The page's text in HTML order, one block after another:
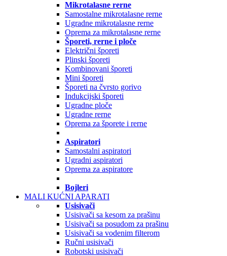
Mikrotalasne rerne
Samostalne mikrotalasne rerne
Ugradne mikrotalasne rerne
Oprema za mikrotalasne rerne
Šporeti, rerne i ploče
Električni šporeti
Plinski šporeti
Kombinovani šporeti
Mini šporeti
Šporeti na čvrsto gorivo
Indukcijski šporeti
Ugradne ploče
Ugradne rerne
Oprema za šporete i rerne
Aspiratori
Samostalni aspiratori
Ugradni aspiratori
Oprema za aspiratore
Bojleri
MALI KUĆNI APARATI
Usisivači
Usisivači sa kesom za prašinu
Usisivači sa posudom za prašinu
Usisivači sa vodenim filterom
Ručni usisivači
Robotski usisivači